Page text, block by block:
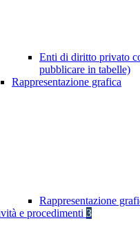
Enti di diritto privato
pubblicare in tabelle)
Rappresentazione grafica
Rappresentazione
e procedimenti 3